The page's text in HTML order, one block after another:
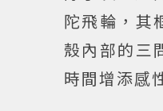
陀飛輪，其
殼內部的三
時間增添感